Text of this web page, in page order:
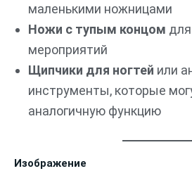
маленькими ножницами
Ножи с тупым концом
мероприятий
Щипчики для ногтей или
инструменты, которые
аналогичную функцию
Изображение